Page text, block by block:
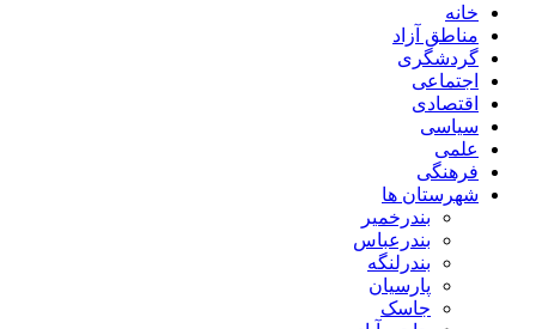
خانه
مناطق آزاد
گردشگری
اجتماعی
اقتصادی
سیاسی
علمی
فرهنگی
شهرستان ها
بندرخمیر
بندرعباس
بندرلنگه
پارسیان
جاسک